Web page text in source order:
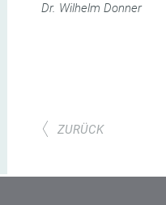
Dr. Wilhelm Donner
ZURÜCK